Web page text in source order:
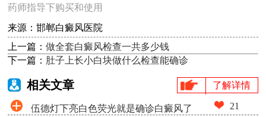
药师指导下购买和使用
来源：邯郸白癜风医院
上一篇：做全套白癜风检查一共多少钱
下一篇： 肚子上长小白块做什么检查能确诊
相关文章 了解详情
伍德灯下亮白色荧光就是确诊白癜风了
21